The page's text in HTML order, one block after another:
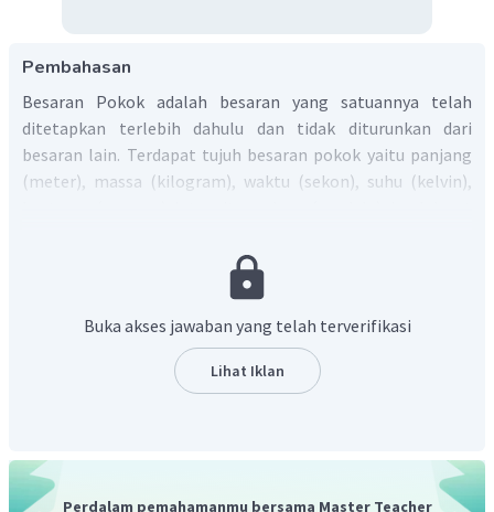
Pembahasan
Besaran Pokok adalah besaran yang satuannya telah
ditetapkan terlebih dahulu dan tidak diturunkan dari
besaran lain. Terdapat tujuh besaran pokok yaitu panjang
(meter), massa (kilogram), waktu (sekon), suhu (kelvin),
Besaran Turunan adalah besaran yang satuannya
diturunkan dari satuan besaran pokok. Diturunkan artinya
perkalian atau pembagian.
Momentum diturunkan dari besaran pokok massa,
Buka akses jawaban yang telah terverifikasi
Lihat Iklan
Perdalam pemahamanmu bersama Master Teacher